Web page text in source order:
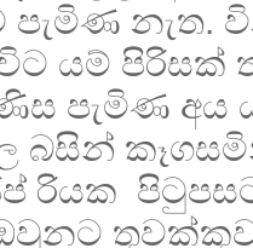
නැත.
යම් පිරිසක්
පැමිණ අය
බසින්
රියක
ඔවුනට